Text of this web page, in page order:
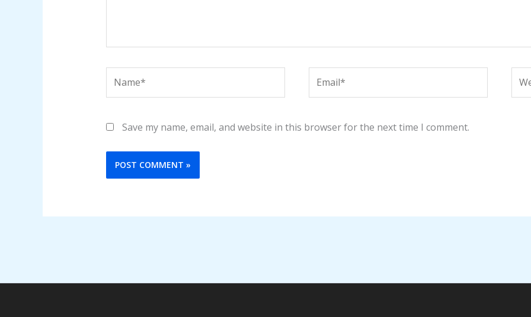
Save my name, email, and website in this browser for the next time I comment.